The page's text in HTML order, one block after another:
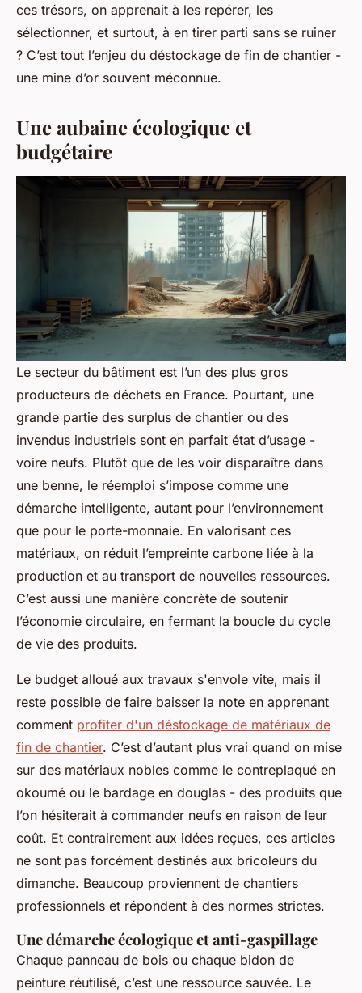
ces trésors, on apprenait à les repérer, les
sélectionner, et surtout, à en tirer parti sans se ruiner
? C’est tout l’enjeu du déstockage de fin de chantier -
une mine d’or souvent méconnue.
Une aubaine écologique et
budgétaire
Le secteur du bâtiment est l’un des plus gros
producteurs de déchets en France. Pourtant, une
grande partie des surplus de chantier ou des
invendus industriels sont en parfait état d’usage -
voire neufs. Plutôt que de les voir disparaître dans
une benne, le réemploi s’impose comme une
démarche intelligente, autant pour l’environnement
que pour le porte-monnaie. En valorisant ces
matériaux, on réduit l’empreinte carbone liée à la
production et au transport de nouvelles ressources.
C’est aussi une manière concrète de soutenir
l’économie circulaire, en fermant la boucle du cycle
de vie des produits.
Le budget alloué aux travaux s'envole vite, mais il
reste possible de faire baisser la note en apprenant
comment profiter d'un déstockage de matériaux de
fin de chantier. C’est d’autant plus vrai quand on mise
sur des matériaux nobles comme le contreplaqué en
okoumé ou le bardage en douglas - des produits que
l’on hésiterait à commander neufs en raison de leur
coût. Et contrairement aux idées reçues, ces articles
ne sont pas forcément destinés aux bricoleurs du
dimanche. Beaucoup proviennent de chantiers
professionnels et répondent à des normes strictes.
Une démarche écologique et anti-gaspillage
Chaque panneau de bois ou chaque bidon de
peinture réutilisé, c’est une ressource sauvée. Le